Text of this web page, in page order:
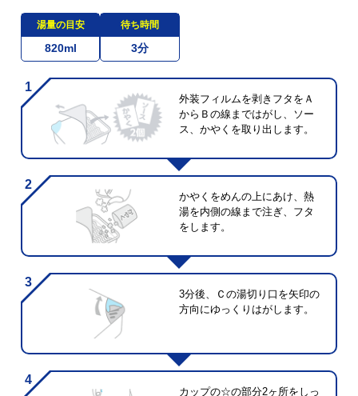
湯量の目安
820ml
待ち時間
3分
外装フィルムを剥きフタをＡ
からＢの線まではがし、ソー
ス、かやくを取り出します。
かやくをめんの上にあけ、熱
湯を内側の線まで注ぎ、フタ
をします。
3分後、Ｃの湯切り口を矢印の
方向にゆっくりはがします。
カップの☆の部分2ヶ所をしっ